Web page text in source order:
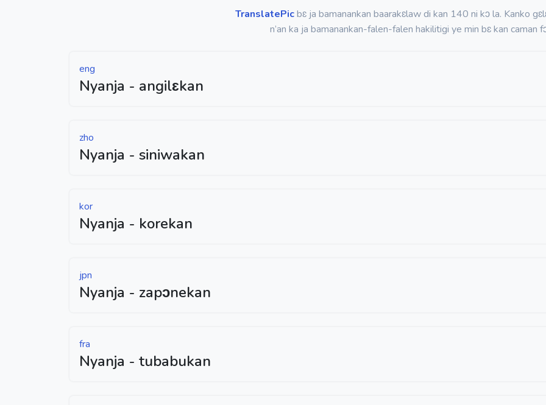
TranslatePicbɛ ja bamanankan baarakɛlaw di kan 140 ni kɔ la. Kanko
n’an ka ja bamanankan-falen-falen hakilitigi ye min bɛ kan caman
eng
Nyanja - angilɛkan
zho
Nyanja - siniwakan
kor
Nyanja - korekan
jpn
Nyanja - zapɔnekan
fra
Nyanja - tubabukan